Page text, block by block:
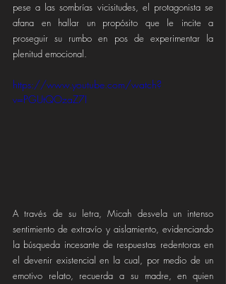
pese a las sombrías vicisitudes, el protagonista se
afana en hallar un propósito que le incite a
proseguir su rumbo en pos de experimentar la
plenitud emocional.
https://www.youtube.com/watch?
v=PGUtQOzaZ7I
A través de su letra, Micah desvela un intenso
sentimiento de extravío y aislamiento, evidenciando
la búsqueda incesante de respuestas redentoras en
el devenir existencial en la cual, por medio de un
emotivo relato, recuerda a su madre, en quien